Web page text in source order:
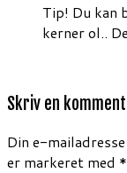
Tip! Du kan
kerner ol..
Skriv en
Din e-
er markeret med *